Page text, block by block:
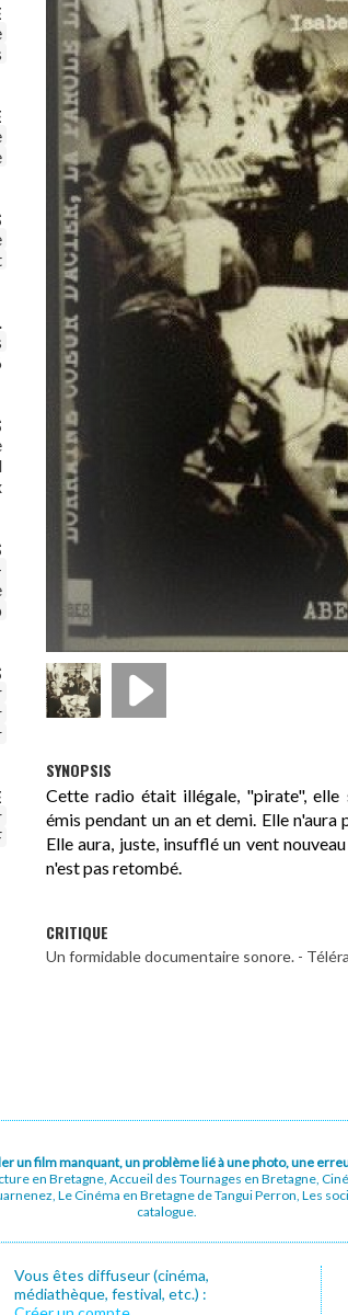
SYNOPSIS
Cette radio était illégale, "pirate",
émis pendant un an et demi. Elle n'aura
Elle aura, juste, insufflé un vent
n'est pas retombé.
CRITIQUE
Un formidable documentaire sonore. -
un film manquant, un problème lié à une photo, une
en Bretagne, Accueil des Tournages en Bretagne,
Le Cinéma en Bretagne de Tangui Perron, Les
catalogue.
Vous êtes diffuseur (cinéma,
médiathèque, festival, etc.) :